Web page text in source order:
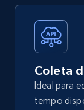
Coleta
Ideal para
tempo